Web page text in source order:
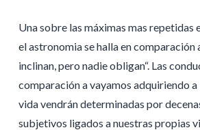
Una sobre las máximas mas repetidas
el astronomia se halla en comparación
inclinan, pero nadie obligan“. Las
comparación a vayamos adquiriendo
vida vendrán determinadas por
subjetivos ligados a nuestras propias